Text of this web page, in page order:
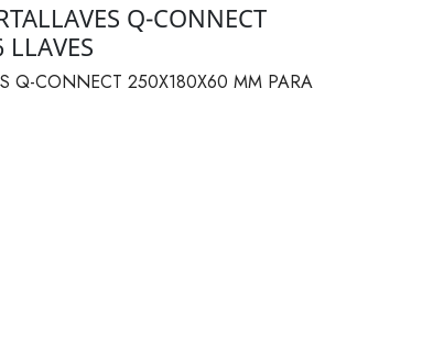
Q-CONNECT
Q-CONNECT 250X180X60 MM PARA